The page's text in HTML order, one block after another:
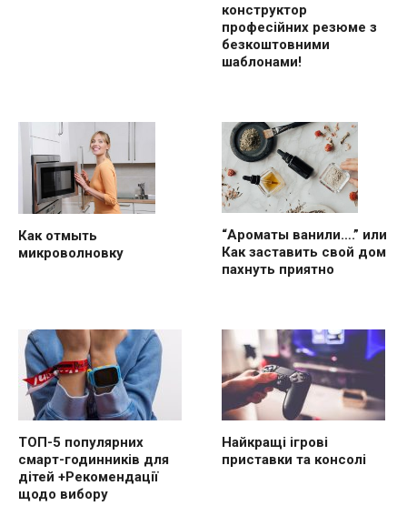
конструктор
професійних резюме з
безкоштовними
шаблонами!
Как отмыть
микроволновку
“Ароматы ванили….” или
Как заставить свой дом
пахнуть приятно
ТОП-5 популярних
смарт-годинників для
дітей +Рекомендації
щодо вибору
Найкращі ігрові
приставки та консолі